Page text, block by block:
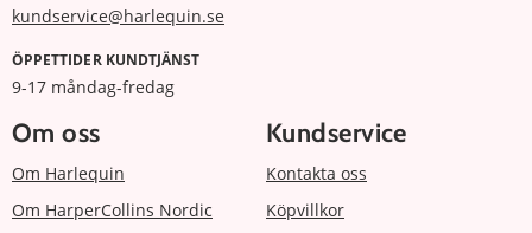
kundservice@harlequin.se
ÖPPETTIDER KUNDTJÄNST
9-17 måndag-fredag
Om oss
Om Harlequin
Om HarperCollins Nordic
Kundservice
Kontakta oss
Köpvillkor